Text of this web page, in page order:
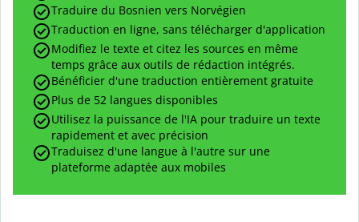
Traduire du Bosnien vers Norvégien
Traduction en ligne, sans télécharger d'application
Modifiez le texte et citez les sources en même
temps grâce aux outils de rédaction intégrés.
Bénéficier d'une traduction entièrement gratuite
Plus de 52 langues disponibles
Utilisez la puissance de l'IA pour traduire un texte
rapidement et avec précision
Traduisez d'une langue à l'autre sur une
plateforme adaptée aux mobiles